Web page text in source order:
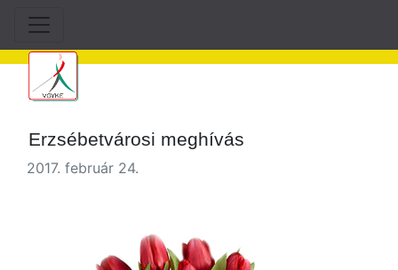
Erzsébetvárosi meghívás
2017. február 24.